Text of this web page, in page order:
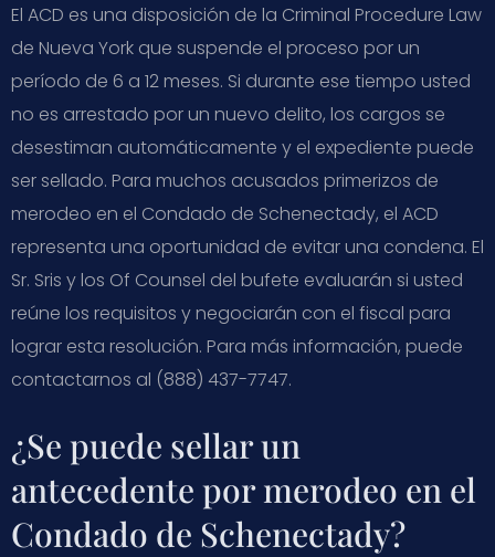
El ACD es una disposición de la Criminal Procedure Law
de Nueva York que suspende el proceso por un
período de 6 a 12 meses. Si durante ese tiempo usted
no es arrestado por un nuevo delito, los cargos se
desestiman automáticamente y el expediente puede
ser sellado. Para muchos acusados primerizos de
merodeo en el Condado de Schenectady, el ACD
representa una oportunidad de evitar una condena. El
Sr. Sris y los Of Counsel del bufete evaluarán si usted
reúne los requisitos y negociarán con el fiscal para
lograr esta resolución. Para más información, puede
contactarnos al (888) 437-7747.
¿Se puede sellar un
antecedente por merodeo en el
Condado de Schenectady?